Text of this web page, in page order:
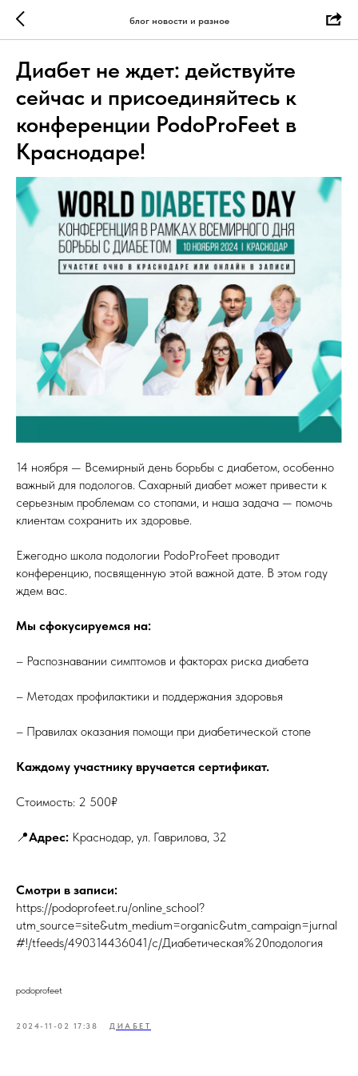
блог новости и разное
Диабет не ждет: действуйте
сейчас и присоединяйтесь к
конференции PodoProFeet в
Краснодаре!
14 ноября — Всемирный день борьбы с диабетом, особенно
важный для подологов. Сахарный диабет может привести к
серьезным проблемам со стопами, и наша задача — помочь
клиентам сохранить их здоровье.
Ежегодно школа подологии PodoProFeet проводит
конференцию, посвященную этой важной дате. В этом году
ждем вас.
Мы сфокусируемся на:
– Распознавании симптомов и факторах риска диабета
– Методах профилактики и поддержания здоровья
– Правилах оказания помощи при диабетической стопе
Каждому участнику вручается сертификат.
Стоимость: 2 500₽
📍Адрес: Краснодар, ул. Гаврилова, 32
Смотри в записи:
https://podoprofeet.ru/online_school?
utm_source=site&utm_medium=organic&utm_campaign=jurnal
#!/tfeeds/490314436041/c/Диабетическая%20подология
podoprofeet
2024-11-02 17:38 ДИАБЕТ